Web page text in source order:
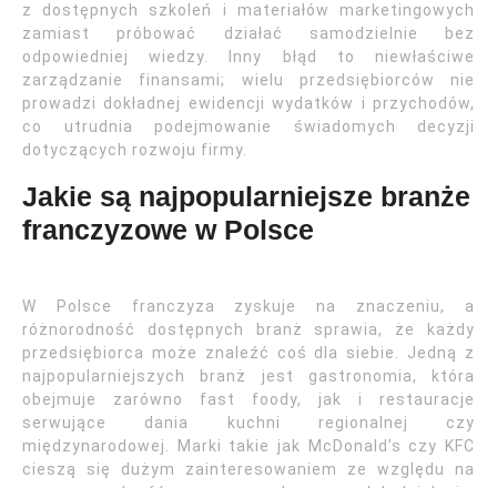
z dostępnych szkoleń i materiałów marketingowych
zamiast próbować działać samodzielnie bez
odpowiedniej wiedzy. Inny błąd to niewłaściwe
zarządzanie finansami; wielu przedsiębiorców nie
prowadzi dokładnej ewidencji wydatków i przychodów,
co utrudnia podejmowanie świadomych decyzji
dotyczących rozwoju firmy.
Jakie są najpopularniejsze branże
franczyzowe w Polsce
W Polsce franczyza zyskuje na znaczeniu, a
różnorodność dostępnych branż sprawia, że każdy
przedsiębiorca może znaleźć coś dla siebie. Jedną z
najpopularniejszych branż jest gastronomia, która
obejmuje zarówno fast foody, jak i restauracje
serwujące dania kuchni regionalnej czy
międzynarodowej. Marki takie jak McDonald’s czy KFC
cieszą się dużym zainteresowaniem ze względu na